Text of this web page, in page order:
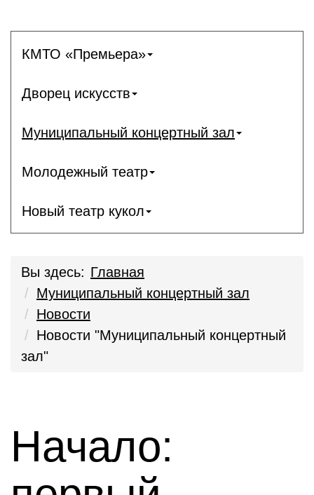
КМТО «Премьера»
Дворец искусств
Муниципальный концертный зал
Молодежный театр
Новый театр кукол
Вы здесь: Главная
Муниципальный концертный зал
Новости
Новости "Муниципальный концертный
зал"
Начало: